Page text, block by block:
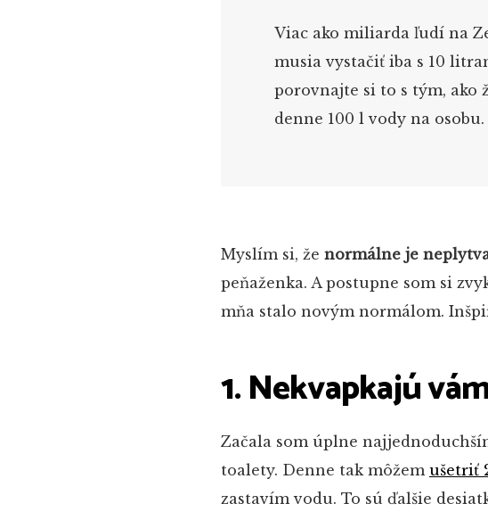
Viac ako miliarda ľudí na
musia vystačiť iba s 10
porovnajte si to s tým, ako
denne 100 l vody na osobu.
Myslím si, že normálne je
peňaženka. A postupne som si
mňa stalo novým normálom.
1. Nekvapkajú
Začala som úplne
toalety. Denne tak môžem ušetriť
zastavím vodu. To sú ďalšie